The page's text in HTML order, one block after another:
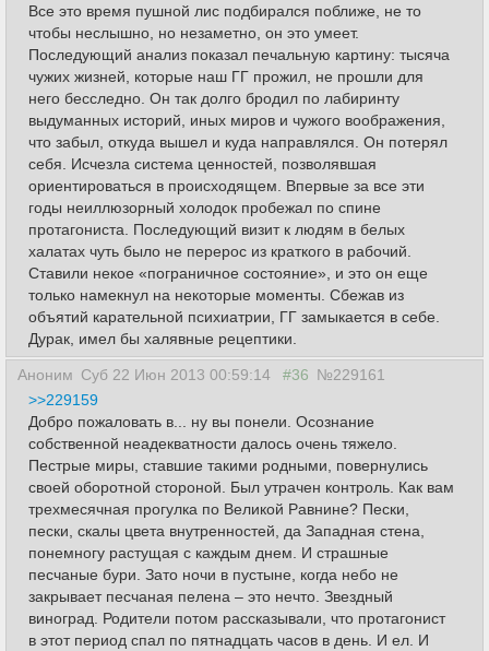
Все это время пушной лис подбирался поближе, не то
чтобы неслышно, но незаметно, он это умеет.
Последующий анализ показал печальную картину: тысяча
чужих жизней, которые наш ГГ прожил, не прошли для
него бесследно. Он так долго бродил по лабиринту
выдуманных историй, иных миров и чужого воображения,
что забыл, откуда вышел и куда направлялся. Он потерял
себя. Исчезла система ценностей, позволявшая
ориентироваться в происходящем. Впервые за все эти
годы неиллюзорный холодок пробежал по спине
протагониста. Последующий визит к людям в белых
халатах чуть было не перерос из краткого в рабочий.
Ставили некое «пограничное состояние», и это он еще
только намекнул на некоторые моменты. Сбежав из
объятий карательной психиатрии, ГГ замыкается в себе.
Дурак, имел бы халявные рецептики.
Аноним Суб 22 Июн 2013 00:59:14 #36 №229161
>>229159
Добро пожаловать в... ну вы понели. Осознание
собственной неадекватности далось очень тяжело.
Пестрые миры, ставшие такими родными, повернулись
своей оборотной стороной. Был утрачен контроль. Как вам
трехмесячная прогулка по Великой Равнине? Пески,
пески, скалы цвета внутренностей, да Западная стена,
понемногу растущая с каждым днем. И страшные
песчаные бури. Зато ночи в пустыне, когда небо не
закрывает песчаная пелена – это нечто. Звездный
виноград. Родители потом рассказывали, что протагонист
в этот период спал по пятнадцать часов в день. И ел. И